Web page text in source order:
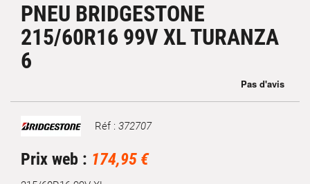
PNEU BRIDGESTONE
215/60R16 99V XL TURANZA
6
Marque Réf : 372707
Prix web : 174,95 €